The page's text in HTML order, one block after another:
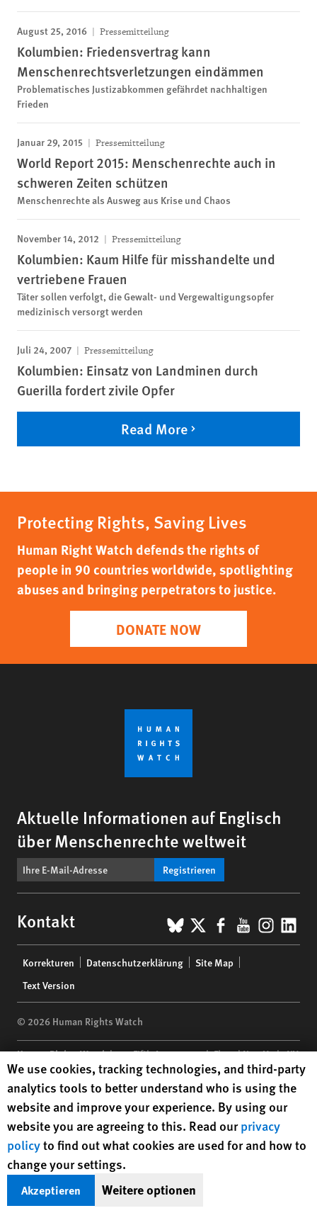
August 25, 2016 Pressemitteilung
Kolumbien: Friedensvertrag kann
Menschenrechtsverletzungen eindämmen
Problematisches Justizabkommen gefährdet nachhaltigen
Frieden
Januar 29, 2015 Pressemitteilung
World Report 2015: Menschenrechte auch in
schweren Zeiten schützen
Menschenrechte als Ausweg aus Krise und Chaos
November 14, 2012 Pressemitteilung
Kolumbien: Kaum Hilfe für misshandelte und
vertriebene Frauen
Täter sollen verfolgt, die Gewalt- und Vergewaltigungsopfer
medizinisch versorgt werden
Juli 24, 2007 Pressemitteilung
Kolumbien: Einsatz von Landminen durch
Guerilla fordert zivile Opfer
Read More
Protecting Rights, Saving Lives
Human Right Watch defends the rights of
people in 90 countries worldwide, spotlighting
abuses and bringing perpetrators to justice.
DONATE NOW
Aktuelle Informationen auf Englisch
über Menschenrechte weltweit
Registrieren
Kontakt BlueSky
X Facebook
YouTube
menu
Korrekturen Datenschutzerklärung
Site Map
Text Version
© 2026 Human Rights Watch
Human Rights Watch| 350 Fifth Avenue, 34th Floor | New York,NY
10118-3299USA|t 1.212.290.4700
Human Rights Watchis a 501(C)(3) nonprofit registered in the US
under EIN: 13-2875808
Human Rights Watch cookie preferences
We use cookies, tracking technologies, and third-party
analytics tools to better understand who is using the
website and improve your experience. By using our
website you are agreeing to this. Read ourprivacy
policyto find out what cookies are used for and how to
change your settings.
Akzeptieren Weitere optionen